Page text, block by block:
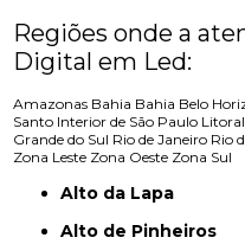
Regiões onde a
Digital em Led:
Amazonas Bahia Bahia Belo
Santo Interior de São Paulo
Grande do Sul Rio de Janeiro Rio
Zona Leste Zona Oeste Zona Sul
Alto da Lapa
Alto de Pinheiros